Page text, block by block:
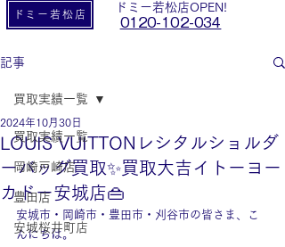
ドミー若松店
ドミー若松店OPEN!
0120-102-034
記事
買取実績一覧
岡崎戸崎店
豊田店
安城桜井町店
買取実績一覧
LOUIS VUITTONレシタルショルダ
ーバッグ買取✨買取大吉イトーヨー
カドー安城店👜
2024年10月30日
安城市・岡崎市・豊田市・刈谷市の皆さま、こ
んにちは。